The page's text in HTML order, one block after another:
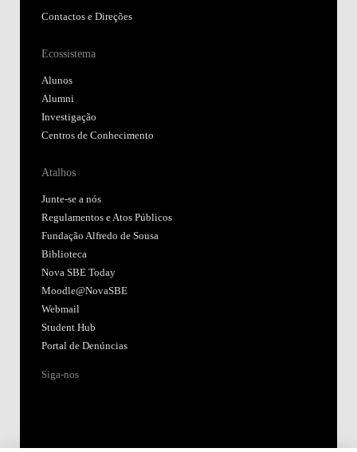
Contactos e Direções
Ecossistema
Alunos
Alumni
Investigação
Centros de Conhecimento
Atalhos
Junte-se a nós
Regulamentos e Atos Públicos
Fundação Alfredo de Sousa
Biblioteca
Nova SBE Today
Moodle@NovaSBE
Webmail
Student Hub
Portal de Denúncias
Siga-nos